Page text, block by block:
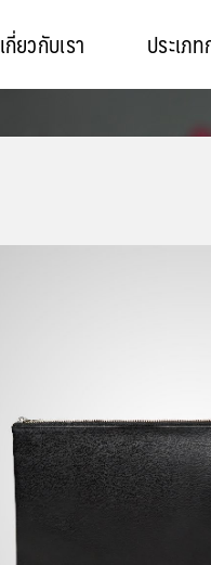
เกี่ยวกับเรา ประเภท